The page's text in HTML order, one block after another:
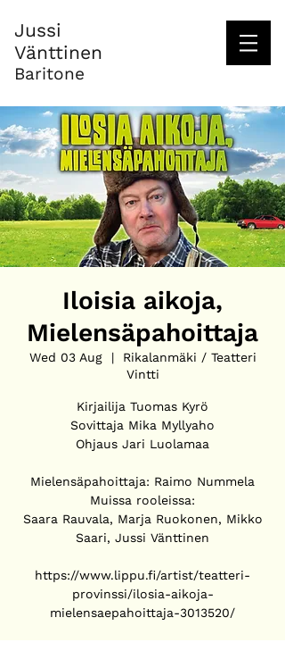
Jussi
Vänttinen
Baritone
Iloisia aikoja,
Mielensäpahoittaja
Wed 03 Aug
  |
Rikalanmäki / Teatteri
Vintti
Kirjailija Tuomas Kyrö
Sovittaja Mika Myllyaho
Ohjaus Jari Luolamaa
Mielensäpahoittaja: Raimo Nummela
Muissa rooleissa:
Saara Rauvala, Marja Ruokonen, Mikko
Saari, Jussi Vänttinen
https://www.lippu.fi/artist/teatteri-
provinssi/ilosia-aikoja-